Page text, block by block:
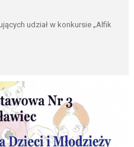
udział w konkursie „Alfik